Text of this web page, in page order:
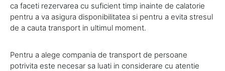
ca faceti rezervarea cu suficient timp inainte de calatorie
pentru a va asigura disponibilitatea si pentru a evita stresul
de a cauta transport in ultimul moment.
Pentru a alege compania de transport de persoane
potrivita este necesar sa luati in considerare cu atentie